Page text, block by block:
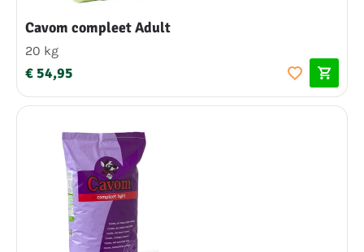
Cavom compleet Adult
20 kg
€ 54,95